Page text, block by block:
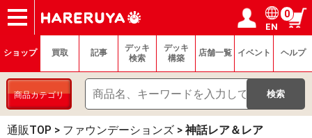
ショップ
買取
記事
デッキ検索
デッキ構築
選手一覧
店舗一覧
イベント
ヘルプ
お問い合わせ ログイン／会員登録
マイページ
EN
0
ショップ 買取 記事
デッキ
検索
デッキ
構築
店舗一覧 イベント ヘルプ
商品カテゴリ
通販TOP > ファウンデーションズ > 神話レア＆レア